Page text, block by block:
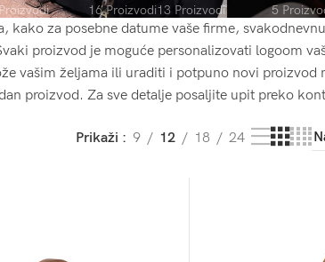
16 Proizvodi13 Proizvodi
5
za posebne datume vaše firme,
proizvod je moguće personalizovati logoom
vašim željama ili uraditi i potpuno novi proizvod
proizvod. Za sve detalje posaljite upit preko
Prikaži 9 12 18 24